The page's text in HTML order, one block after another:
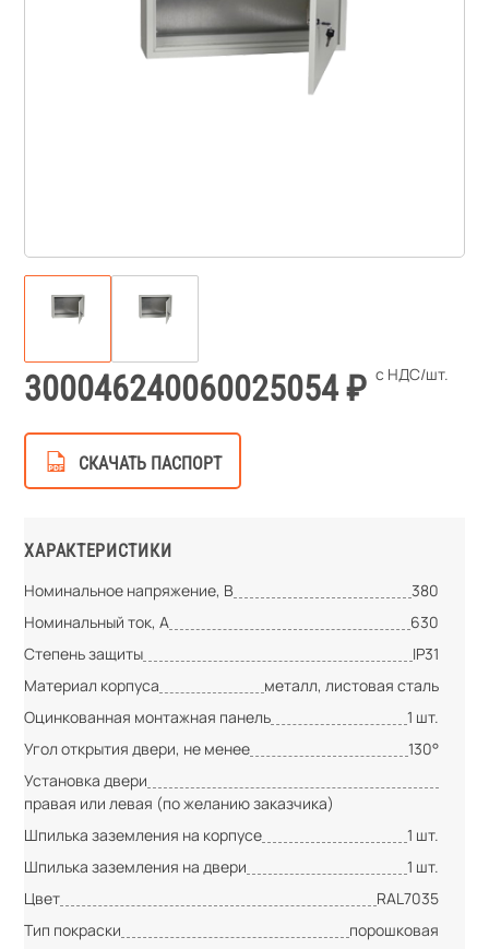
300046240060025054
СКАЧАТЬ ПАСПОРТ
ХАРАКТЕРИСТИКИ
Номинальное напряжение, В
380
Номинальный ток, А
630
Степень защиты
IP31
Материал корпуса
металл, листовая сталь
Оцинкованная монтажная панель
1 шт.
Угол открытия двери, не менее
130°
Установка двери
правая или левая (по желанию заказчика)
Шпилька заземления на корпусе
1 шт.
Шпилька заземления на двери
1 шт.
Цвет
RAL7035
Тип покраски
порошковая